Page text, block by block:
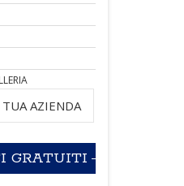
TUA AZIENDA
GRATUITI